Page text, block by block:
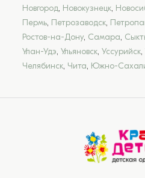
Новгород, Новокузнецк,
Пермь, Петрозаводск,
Ростов-на-Дону, Самара,
Улан-Удэ, Ульяновск, Уссурийск,
Челябинск, Чита, Южно-